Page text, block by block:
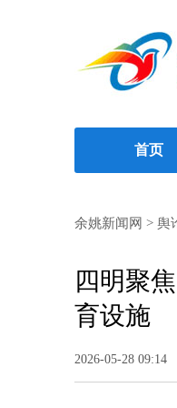
首页
余姚新闻网 > 舆
四明聚
育设施
2026-05-28 09:14